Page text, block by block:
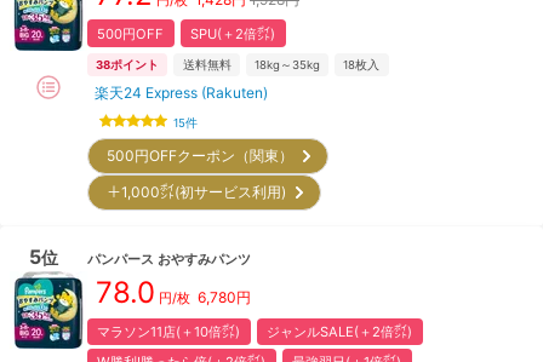
500円OFF SPU(＋2倍㌽)
38ポイント 送料無料 18kg～35kg 18枚入
楽天24 Express (Rakuten)
15件
500円OFFクーポン（関東）
＋1,000㌽(初サービス利用)
5位 パンパース おやすみパンツ
78.0 円/枚 6,780円
マラソン11店(＋10倍㌽)
ジャンルSALE(＋2倍㌽)